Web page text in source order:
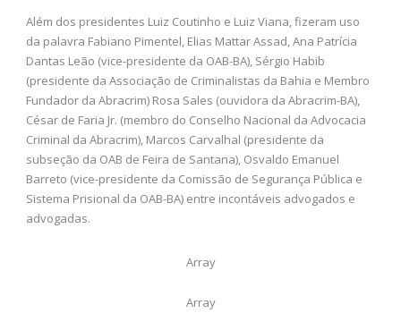
Além dos presidentes Luiz Coutinho e Luiz Viana, fizeram uso
da palavra Fabiano Pimentel, Elias Mattar Assad, Ana Patrícia
Dantas Leão (vice-presidente da OAB-BA), Sérgio Habib
(presidente da Associação de Criminalistas da Bahia e Membro
Fundador da Abracrim) Rosa Sales (ouvidora da Abracrim-BA),
César de Faria Jr. (membro do Conselho Nacional da Advocacia
Criminal da Abracrim), Marcos Carvalhal (presidente da
subseção da OAB de Feira de Santana), Osvaldo Emanuel
Barreto (vice-presidente da Comissão de Segurança Pública e
Sistema Prisional da OAB-BA) entre incontáveis advogados e
advogadas.
Array
Array